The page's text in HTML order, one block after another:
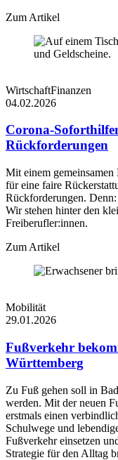
Zum Artikel
WirtschaftFinanzen
04.02.2026
Corona-
Rückforderungen
Mit einem
für eine faire
Rückforderungen.
Wir stehen hinter den
Freiberufler:innen.
Zum Artikel
Mobilität
29.01.2026
Fußverkehr
Württemberg
Zu Fuß gehen soll in
werden. Mit der neuen
erstmals einen
Schulwege und
Fußverkehr einsetzen
Strategie für den Alltag